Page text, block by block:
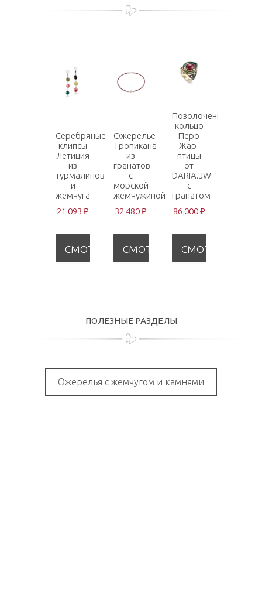
Серебряные
клипсы
Летиция
из
турмалинов
и
жемчуга
21 093 ₽
СМОТРЕТЬ
Ожерелье
Тропикана
из
гранатов
с
морской
жемчужиной
32 480 ₽
СМОТРЕТЬ
Позолоченное
кольцо
Перо
Жар-
птицы
от
DARIA.JW
с
гранатом
86 000 ₽
СМОТРЕТЬ
ПОЛЕЗНЫЕ РАЗДЕЛЫ
Ожерелья с жемчугом и камнями